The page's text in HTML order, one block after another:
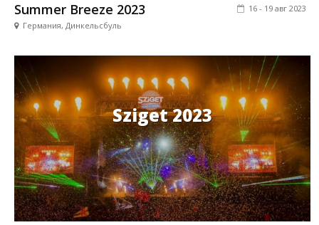
Summer Breeze 2023
Германия, Динкельсбуль
16 - 19 авг 2023
Sziget 2023